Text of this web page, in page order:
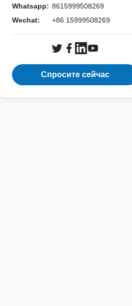
Whatsapp: 8615999508269
Wechat:
+86 15999508269
Спросите сейчас